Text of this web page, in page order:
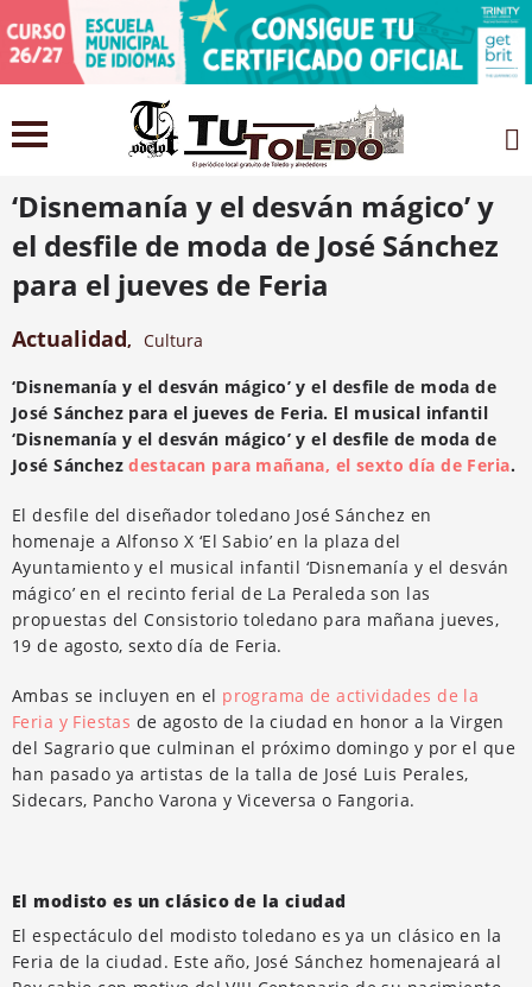
18 agosto 2021
‘Disnemanía y el desván mágico’ y
el desfile de moda de José Sánchez
para el jueves de Feria
Actualidad, Cultura
‘Disnemanía y el desván mágico’ y el desfile de moda de
José Sánchez para el jueves de Feria. El musical infantil
‘Disnemanía y el desván mágico’ y el desfile de moda de
José Sánchezdestacan para mañana, el sexto día de Feria.
El desfile del diseñador toledano José Sánchez en
homenaje a Alfonso X ‘El Sabio’ en la plaza del
Ayuntamiento y el musical infantil ‘Disnemanía y el desván
mágico’ en el recinto ferial de La Peraleda son las
propuestas del Consistorio toledano para mañana jueves,
19 de agosto, sexto día de Feria.
Ambas se incluyen en el programa de actividades de la
Feria y Fiestas de agosto de la ciudad en honor a la Virgen
del Sagrario que culminan el próximo domingo y por el que
han pasado ya artistas de la talla de José Luis Perales,
Sidecars, Pancho Varona y Viceversa o Fangoria.
El modisto es un clásico de la ciudad
El espectáculo del modisto toledano es ya un clásico en la
Feria de la ciudad. Este año, José Sánchez homenajeará al